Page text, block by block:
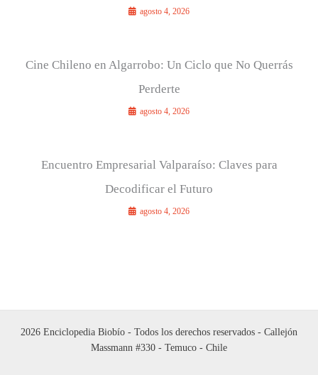
agosto 4, 2026
Cine Chileno en Algarrobo: Un Ciclo que No Querrás
Perderte
agosto 4, 2026
Encuentro Empresarial Valparaíso: Claves para
Decodificar el Futuro
agosto 4, 2026
2026 Enciclopedia Biobío - Todos los derechos reservados - Callejón
Massmann #330 - Temuco - Chile